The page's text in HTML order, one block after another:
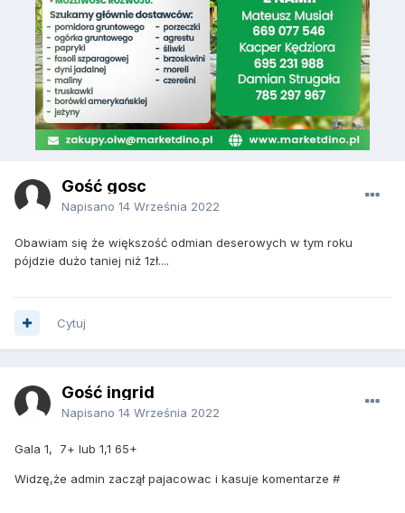
Gość gosc
Napisano 14 Września 2022
Obawiam się że większość odmian deserowych w tym roku
pójdzie dużo taniej niż 1zł....
Cytuj
Gość ingrid
Napisano 14 Września 2022
Gala 1, 7+ lub 1,1 65+
Widzę,że admin zaczął pajacowac i kasuje komentarze #